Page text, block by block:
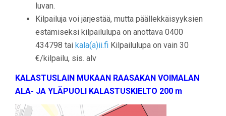
luvan.
Kilpailuja voi järjestää, mutta päällekkäisyyksien
estämiseksi kilpailulupa on anottava 0400
434798 tai kala(a)ii.fi Kilpailulupa on vain 30
€/kilpailu, sis. alv
KALASTUSLAIN MUKAAN RAASAKAN VOIMALAN
ALA- JA YLÄPUOLI KALASTUSKIELTO 200 m